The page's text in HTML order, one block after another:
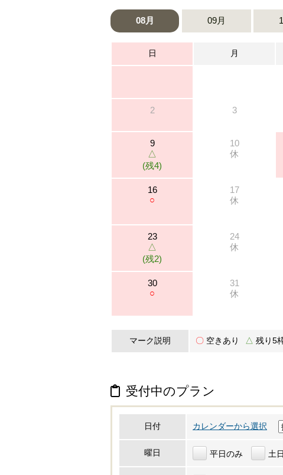
08月 09月
日 月
2 3
9
△
(残4)
10
休
16
○
17
休
23
△
(残2)
24
休
30
○
31
休
マーク説明 〇 空きあり △ 残り5
受付中のプラン
日付 カレンダーから選択
曜日 平日のみ 土